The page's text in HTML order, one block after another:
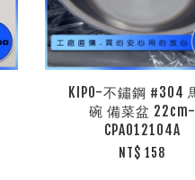
KIPO-不鏽鋼 #304
碗 備菜盆 22cm-
CPA012104A
NT$ 158